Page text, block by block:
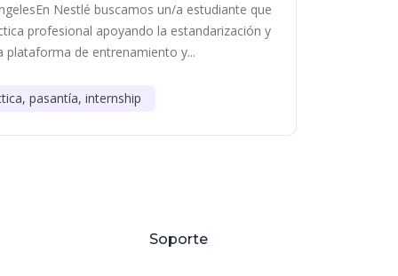
Nestlé buscamos un/a estudiante que
profesional apoyando la estandarización y
plataforma de entrenamiento y...
pasantía, internship
Soporte